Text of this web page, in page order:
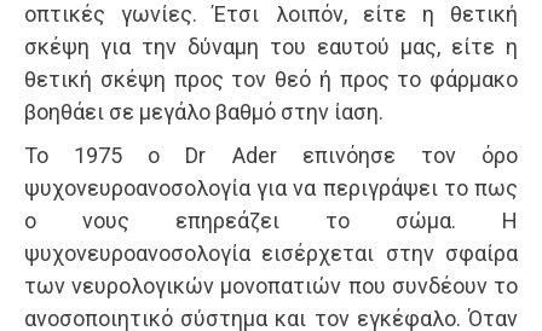
οπτικές γωνίες. Έτσι λοιπόν, είτε η θετική
σκέψη για την δύναμη του εαυτού μας, είτε η
θετική σκέψη προς τον θεό ή προς το φάρμακο
βοηθάει σε μεγάλο βαθμό στην ίαση.
Το 1975 ο Dr Ader επινόησε τον όρο
ψυχονευροανοσολογία για να περιγράψει το πως
ο νους επηρεάζει το σώμα. Η
ψυχονευροανοσολογία εισέρχεται στην σφαίρα
των νευρολογικών μονοπατιών που συνδέουν το
ανοσοποιητικό σύστημα και τον εγκέφαλο. Όταν